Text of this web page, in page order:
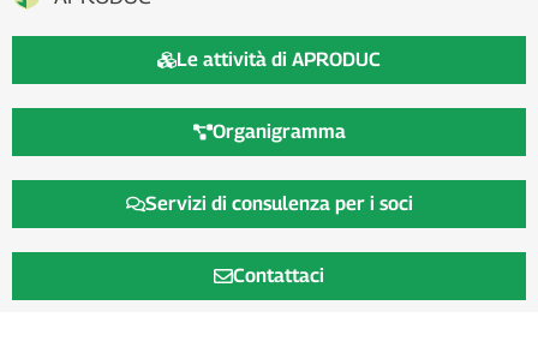
Le attività di APRODUC
Organigramma
Servizi di consulenza per i soci
Contattaci